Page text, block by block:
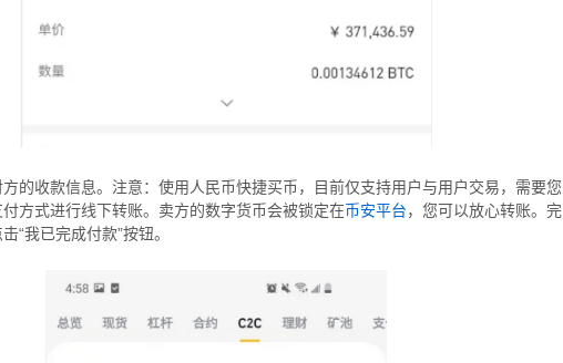
的收款信息。注意：使用人民币快捷买币，目前仅支持用户与用户交易，需要您
方式进行线下转账。卖方的数字货币会被锁定在币安平台，您可以放心转账。完
“我已完成付款”按钮。